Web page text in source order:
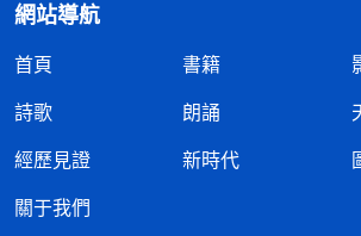
的生活，你還願意繼續下去嗎？這
義？生活卑鄙、下賤，活在污穢、
點追求的目標，你的一生不是最下
的追求了。
網站導航
首頁 書籍
詩歌
朗誦
經歷見證
新時代
關于我們